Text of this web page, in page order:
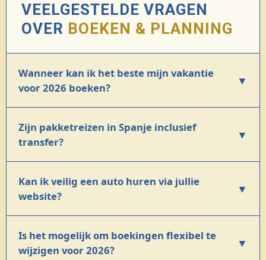
VEELGESTELDE VRAGEN
OVER BOEKEN & PLANNING
Wanneer kan ik het beste mijn vakantie
voor 2026 boeken?
▼
Zijn pakketreizen in Spanje inclusief
transfer?
▼
Kan ik veilig een auto huren via jullie
website?
▼
Is het mogelijk om boekingen flexibel te
wijzigen voor 2026?
▼